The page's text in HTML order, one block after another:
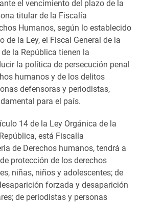
el vencimiento del plazo de la
titular de la Fiscalía
Humanos, según lo establecido
de la Ley, el Fiscal General de la
la República tienen la
la política de persecución penal
humanos y de los delitos
defensoras y periodistas,
para el país.
14 de la Ley Orgánica de la
está Fiscalía
de Derechos humanos, tendrá a
protección de los derechos
niñas, niños y adolescentes; de
forzada y desaparición
de periodistas y personas